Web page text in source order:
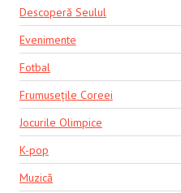
Descoperă Seulul
Evenimente
Fotbal
Frumusețile Coreei
Jocurile Olimpice
K-pop
Muzică